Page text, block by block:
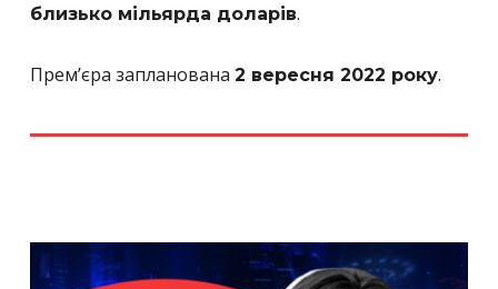
близько мільярда доларів.
Прем’єра запланована 2 вересня 2022 року.